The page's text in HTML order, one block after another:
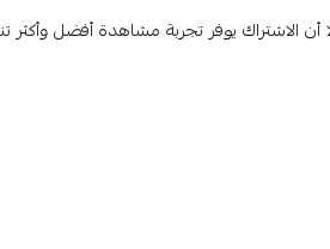
الاشتراك يوفر تجربة مشاهدة أفضل وأكثر